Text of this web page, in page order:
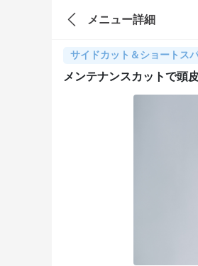
メニュー詳細
サイドカット＆ショートス
メンテナンスカットで頭